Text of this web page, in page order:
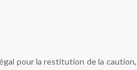
pour la restitution de la